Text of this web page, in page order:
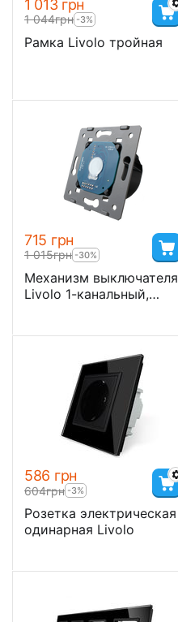
1 013 грн
1 044грн -3%
Рамка Livolo тройная
‍715‍ грн
1 015грн -30%
Механизм выключателя
Livolo 1-канальный,
‍586‍ грн
‍604‍грн -3%
Розетка электрическая
одинарная Livolo